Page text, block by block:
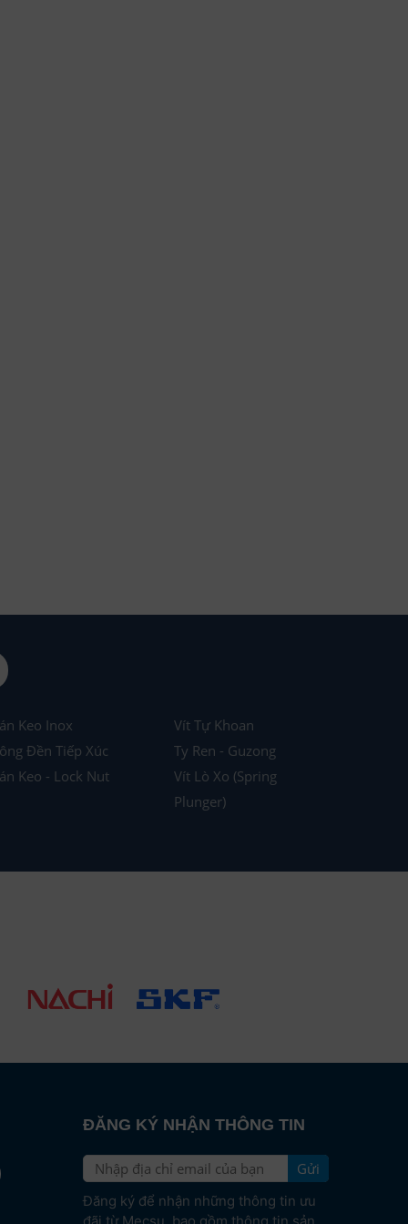
Keo Inox
Đền Tiếp Xúc
Keo - Lock Nut
Vít Tự Khoan
Ty Ren - Guzong
Vít Lò Xo (Spring
Plunger)
ĐĂNG KÝ NHẬN THÔNG TIN
Gửi
Đăng ký để nhận những thông tin ưu